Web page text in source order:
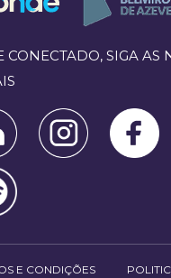
CONECTADO, SIGA AS
E CONDIÇÕES